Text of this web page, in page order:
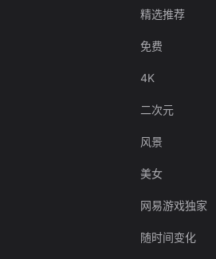
精选推荐
免费
4K
二次元
风景
美女
网易游戏独家
随时间变化